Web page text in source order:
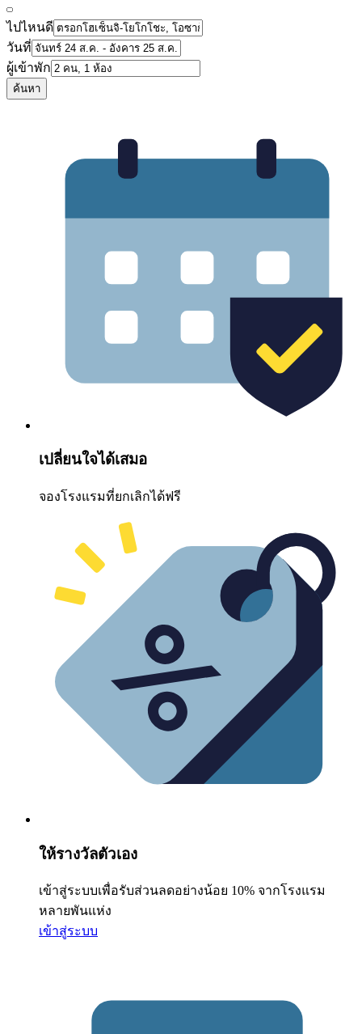
ไปไหนดี
วันที่
ผู้เข้าพัก
ค้นหา
เปลี่ยนใจได้เสมอ
จองโรงแรมที่ยกเลิกได้ฟรี
ให้รางวัลตัวเอง
เข้าสู่ระบบเพื่อรับส่วนลดอย่างน้อย 10% จากโรงแรม
หลายพันแห่ง
เข้าสู่ระบบ